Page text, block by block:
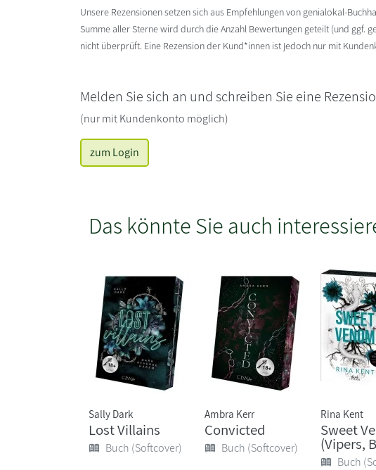
Unsere Rezensionen setzen sich aus Empfehlungen von genialokal-
Summe aller Sterne wird durch die Anzahl Bewertungen geteilt (und ggf.
nicht überprüft. Eine Rezension der Kund*innen ist jedoch nur mit
Melden Sie sich an und schreiben Sie eine
(nur mit Kundenkonto möglich)
zum Login
Das könnte Sie auch
Sally Dark
Lost Villains
Buch (Softcover)
Ambra Kerr
Convicted
Buch (Softcover)
Rina Kent
Sweet
(Vipers,
Buch